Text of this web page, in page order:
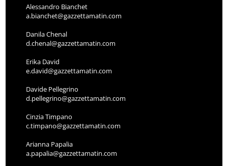
Alessandro Bianchet
a.bianchet@gazzettamatin.com
Danila Chenal
d.chenal@gazzettamatin.com
Erika David
e.david@gazzettamatin.com
Davide Pellegrino
d.pellegrino@gazzettamatin.com
Cinzia Timpano
c.timpano@gazzettamatin.com
Arianna Papalia
a.papalia@gazzettamatin.com